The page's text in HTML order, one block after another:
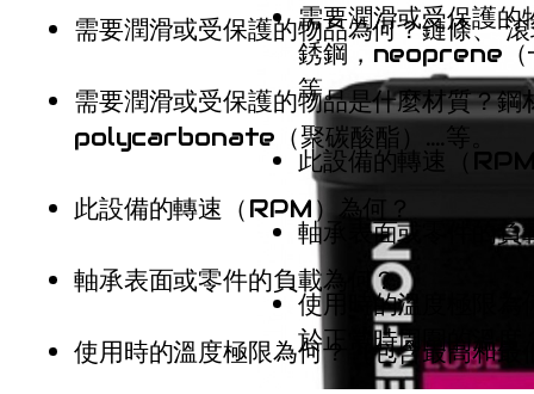
需要潤滑或受保護的物品為何？鏈條、滾
需要潤滑或受保護的物品是什麼材質？
polycarbonate（聚碳酸酯）….等。
此設備的轉速（RPM）為何？
軸承表面或零件的負載為何？
使用時的溫度極限為何？（包含最高和
需要潤滑或受保護的
銹鋼，neoprene（
等。
此設備的轉速（
軸承表面或零件的負
使用時的溫度極限為
於正常時周圍的溫度